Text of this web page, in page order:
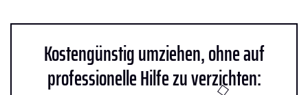
Kostengünstig umziehen, ohne auf
professionelle Hilfe zu verzichten: